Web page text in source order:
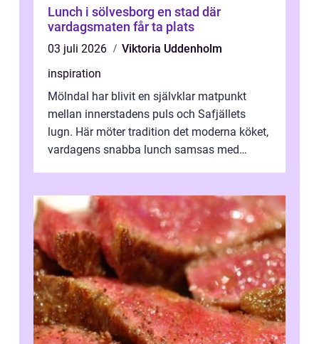
Lunch i sölvesborg en stad där
vardagsmaten får ta plats
03 juli 2026
Viktoria Uddenholm
inspiration
Mölndal har blivit en självklar matpunkt
mellan innerstadens puls och Safjällets
lugn. Här möter tradition det moderna köket,
vardagens snabba lunch samsas med